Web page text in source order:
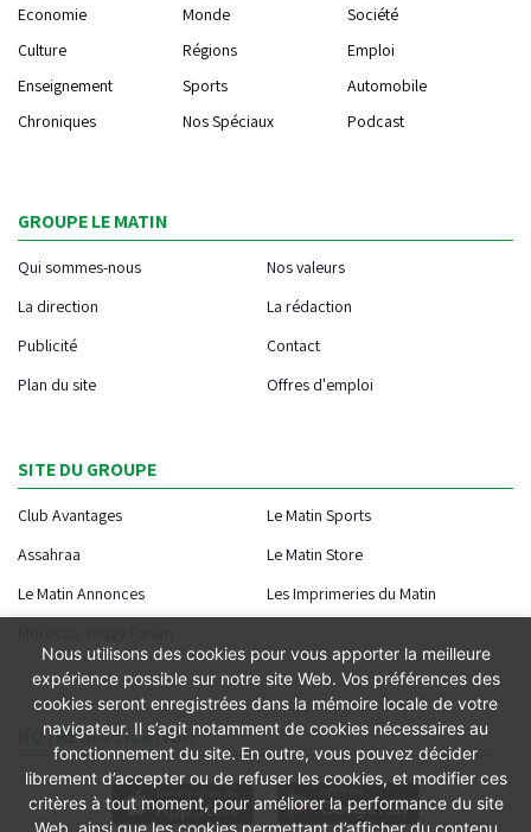
Economie
Monde
Société
Culture
Régions
Emploi
Enseignement
Sports
Automobile
Chroniques
Nos Spéciaux Podcast
GROUPE LE MATIN
Qui sommes-nous
Nos valeurs
La direction
La rédaction
Publicité
Contact
Plan du site
Offres d'emploi
SITE DU GROUPE
Club Avantages
Le Matin Sports
Assahraa
Le Matin Store
Le Matin Annonces
Les Imprimeries du Matin
NOTRE APPLICATION
Nous utilisons des cookies pour vous apporter la meilleure
expérience possible sur notre site Web. Vos préférences des
cookies seront enregistrées dans la mémoire locale de votre
navigateur. Il s’agit notamment de cookies nécessaires au
fonctionnement du site. En outre, vous pouvez décider
librement d’accepter ou de refuser les cookies, et modifier ces
critères à tout moment, pour améliorer la performance du site
Web, ainsi que les cookies permettant d’afficher du contenu